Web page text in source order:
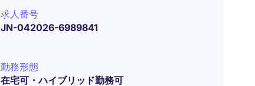
求人番号
JN-042026-6989841
勤務形態
在宅可・ハイブリッド勤務可